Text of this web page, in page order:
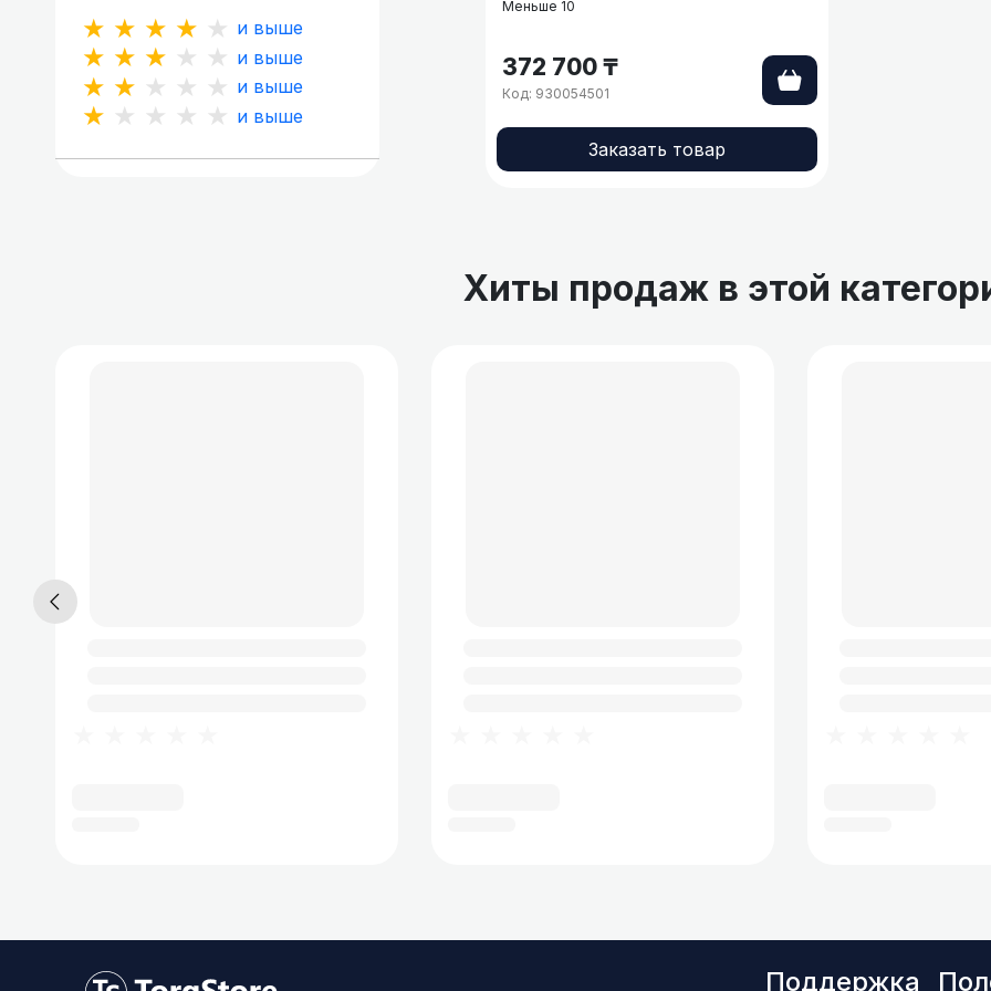
★★★★★ и выше
★★★★★ и выше
★★★★★ и выше
★★★★★ и выше
Меньше 10
372 700 ₸
Код: 930054501
Заказать товар
Хиты продаж в этой
Поддержка